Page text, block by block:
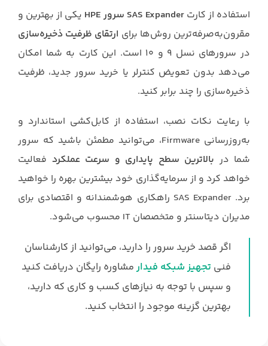
استفاده از کارتSAS Expander سرور HPE
یکی از بهترین و
مقرون‌به‌صرفه‌ترین روش‌ها برای ارتقای ظرفیت ذخیره‌سازی
در سرورهای نسل ۹ و ۱۰ است. این کارت به شما امکان
می‌دهد بدون تعویض کنترلر یا خرید سرور جدید، ظرفیت
ذخیره‌سازی را چند برابر کنید.
با رعایت نکات نصب، استفاده از کابل‌کشی استاندارد و
به‌روزرسانی Firmware، می‌توانید مطمئن باشید که سرور
شما در بالاترین سطح پایداری و سرعت عملکرد فعالیت
خواهد کرد و از سرمایه‌گذاری خود بیشترین بهره را خواهید
برد. SAS Expander راهکاری هوشمندانه و اقتصادی برای
مدیران دیتاسنتر و متخصصان IT محسوب می‌شود.
اگر قصد خرید سرور را دارید، می‌توانید از کارشناسان
فنی تجهیز شبکه فیدارمشاوره رایگان دریافت کنید
و سپس با توجه به نیازهای کسب و کاری که دارید،
بهترین گزینه موجود را انتخاب کنید.